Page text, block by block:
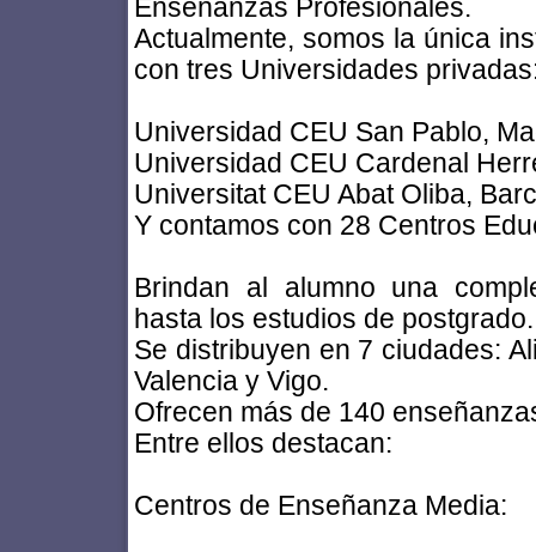
Enseñanzas Profesionales.
Actualmente, somos la única
con tres Universidades
Universidad CEU San Pablo,
Universidad CEU Cardenal
Universitat CEU Abat Oliba,
Y contamos con 28 Centros
Brindan al alumno una
hasta los estudios de postgrado.
Se distribuyen en 7 ciudades:
Valencia y Vigo.
Ofrecen más de 140
Entre ellos destacan:
Centros de Enseñanza Media: